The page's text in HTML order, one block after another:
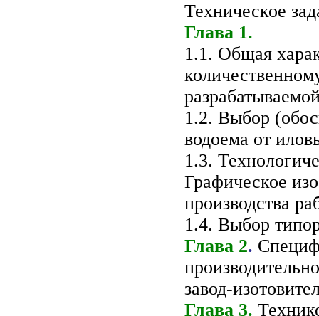
Техническое
Глава 1.
1.1. Общая
1.2. Выбор
водоема от
1.3.
Графическое
производства
1.4. Выбор
Глава 2.
завод-
Глава 3.